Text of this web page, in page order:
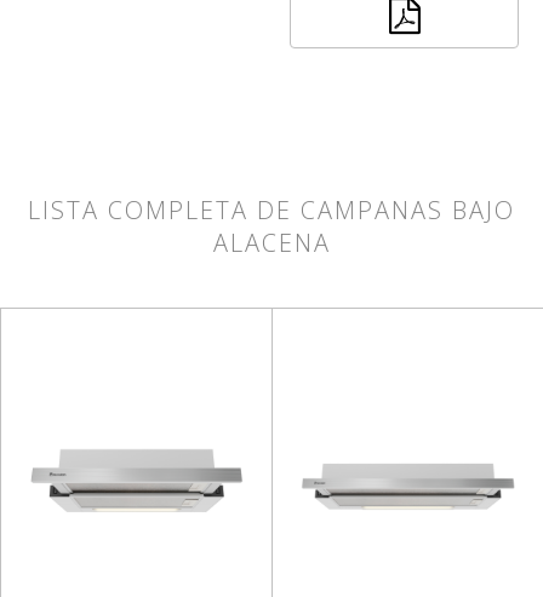
LISTA COMPLETA DE CAMPANAS BAJO
ALACENA